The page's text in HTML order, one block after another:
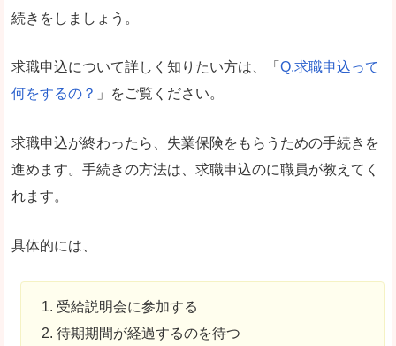
続きをしましょう。
求職申込について詳しく知りたい方は、「 Q.求職申込って
何をするの？ 」をご覧ください。
求職申込が終わったら、失業保険をもらうための手続きを
進めます。手続きの方法は、求職申込のに職員が教えてく
れます。
具体的には、
受給説明会に参加する
待期期間が経過するのを待つ